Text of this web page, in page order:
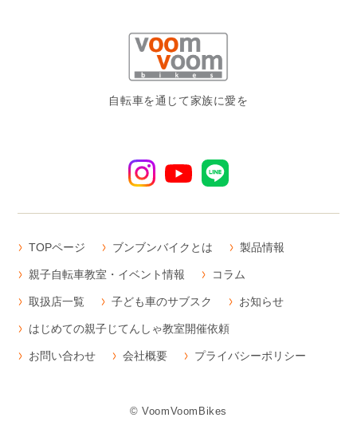
自転車を通じて家族に愛を
TOPページ ブンブンバイクとは 製品情報
親子自転車教室・イベント情報 コラム
取扱店一覧 子ども車のサブスク お知らせ
はじめての親子じてんしゃ教室開催依頼
お問い合わせ 会社概要 プライバシーポリシー
© VoomVoomBikes